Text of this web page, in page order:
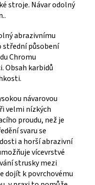
stroje. Návar odolný
abrazivnímu
střední působení
Chromu
Obsah karbidů
návarovou
velmi nízkých
proudu, než je
svaru se
a horší abrazivní
vícevrstvé
strusky mezi
dojít k povrchovému